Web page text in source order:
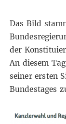
Das Bild
der
An diesem
seiner ersten
Bundestages